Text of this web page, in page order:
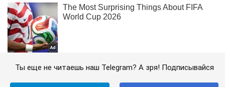
Ты еще не читаешь наш Telegram? А зря! Подписывайся